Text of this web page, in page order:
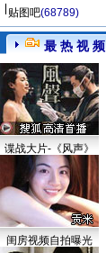
贴图吧(68789)
最 热 视 频
谍战大片-《风声》
闺房视频自拍曝光